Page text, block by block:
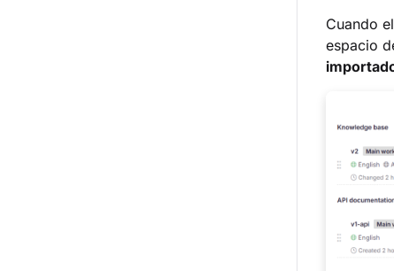
Cuando
espacio